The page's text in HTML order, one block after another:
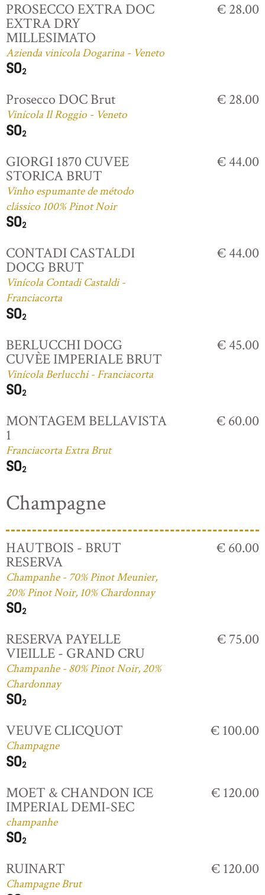
PROSECCO EXTRA DOC
EXTRA DRY
MILLESIMATO
Azienda vinicola Dogarina - Veneto
€ 28.00
Prosecco DOC Brut
Vinícola Il Roggio - Veneto
€ 28.00
GIORGI 1870 CUVEE
STORICA BRUT
Vinho espumante de método
clássico 100% Pinot Noir
€ 44.00
CONTADI CASTALDI
DOCG BRUT
Vinícola Contadi Castaldi -
Franciacorta
€ 44.00
BERLUCCHI DOCG
CUVÈE IMPERIALE BRUT
Vinícola Berlucchi - Franciacorta
€ 45.00
MONTAGEM BELLAVISTA
1
Franciacorta Extra Brut
€ 60.00
Champagne
HAUTBOIS - BRUT
RESERVA
Champanhe - 70% Pinot Meunier,
20% Pinot Noir, 10% Chardonnay
€ 60.00
RESERVA PAYELLE
VIEILLE - GRAND CRU
Champanhe - 80% Pinot Noir, 20%
Chardonnay
€ 75.00
VEUVE CLICQUOT
Champagne
€ 100.00
MOET & CHANDON ICE
IMPERIAL DEMI-SEC
champanhe
€ 120.00
RUINART
Champagne Brut
€ 120.00